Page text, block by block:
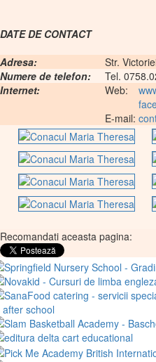
DATE DE CONTACT
Adresa:
Str.
Numere de telefon:
Tel.
Internet:
Web:
E-mail:
Recomandati aceasta pagina: